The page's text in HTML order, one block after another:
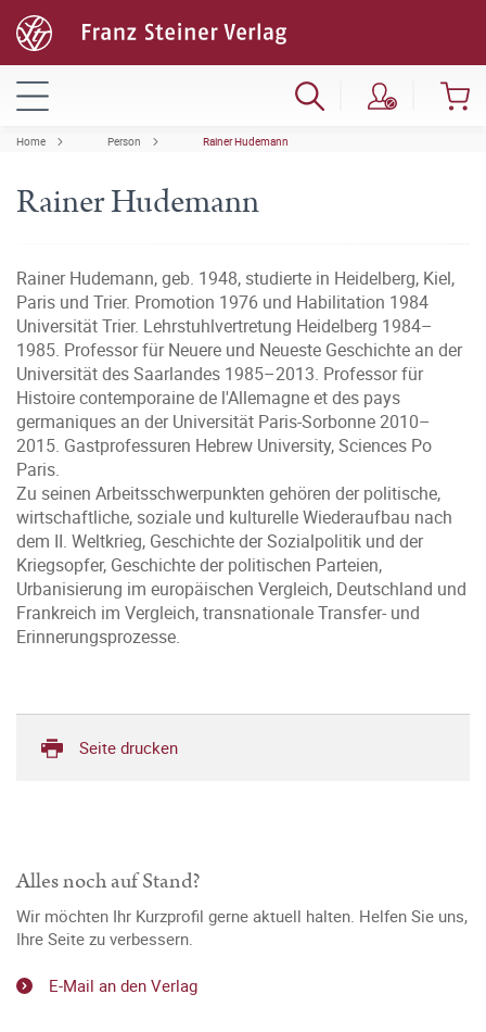
Home Person Rainer Hudemann
Rainer Hudemann
Rainer Hudemann, geb. 1948, studierte in Heidelberg, Kiel,
Paris und Trier. Promotion 1976 und Habilitation 1984
Universität Trier. Lehrstuhlvertretung Heidelberg 1984–
1985. Professor für Neuere und Neueste Geschichte an der
Universität des Saarlandes 1985–2013. Professor für
Histoire contemporaine de l'Allemagne et des pays
germaniques an der Universität Paris-Sorbonne 2010–
2015. Gastprofessuren Hebrew University, Sciences Po
Paris.
Zu seinen Arbeitsschwerpunkten gehören der politische,
wirtschaftliche, soziale und kulturelle Wiederaufbau nach
dem II. Weltkrieg, Geschichte der Sozialpolitik und der
Kriegsopfer, Geschichte der politischen Parteien,
Urbanisierung im europäischen Vergleich, Deutschland und
Frankreich im Vergleich, transnationale Transfer- und
Erinnerungsprozesse.
Seite drucken
Alles noch auf Stand?
Wir möchten Ihr Kurzprofil gerne aktuell halten. Helfen Sie uns,
Ihre Seite zu verbessern.
E-Mail an den Verlag